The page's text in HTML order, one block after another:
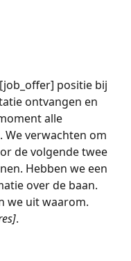
positie bij
ontvangen en
alle
verwachten om
de volgende twee
Hebben we een
over de baan.
we uit waarom.
.